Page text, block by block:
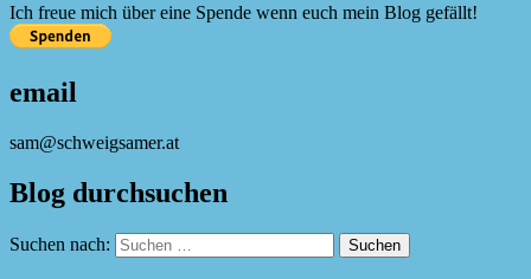
Ich freue mich über eine Spende wenn euch mein Blog gefällt!
email
sam@schweigsamer.at
Blog durchsuchen
Suchen nach: